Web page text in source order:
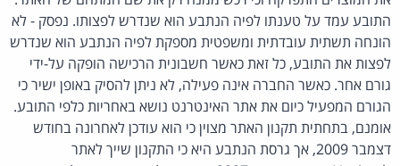
התובע עמד על טענתו לפיה הנתבע הוא שנדרש לפצותו. נפסק - לא
הונחה תשתית עובדתית ומשפטית מספקת לפיה הנתבע הוא שנדרש
לפצות את התובע, כל זאת כאשר חשבונית הרכישה הופקה על-ידי
גורם אחר. כאשר החברה אינה פעילה, לא ניתן להסיק באופן ישיר כי
הגורם המפעיל כיום את אתר האינטרנט נושא באחריות כלפי התובע.
אומנם, בתחתית תקנון האתר מצוין כי הוא עודכן לאחרונה בחודש
דצמבר 2009, אך גרסת הנתבע היא כי התקנון שייך לאתר